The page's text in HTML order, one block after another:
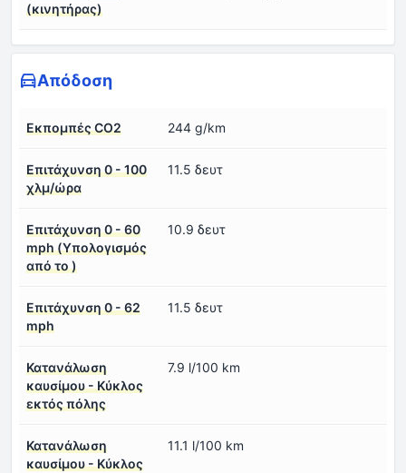
(κινητήρας)
Απόδοση
Εκπομπές CO2 244 g/km
Επιτάχυνση 0 - 100
χλμ/ώρα
11.5 δευτ
Επιτάχυνση 0 - 60
mph (Υπολογισμός
από το )
10.9 δευτ
Επιτάχυνση 0 - 62
mph
11.5 δευτ
Κατανάλωση
καυσίμου - Κύκλος
εκτός πόλης
7.9 l/100 km
Κατανάλωση
καυσίμου - Κύκλος
11.1 l/100 km